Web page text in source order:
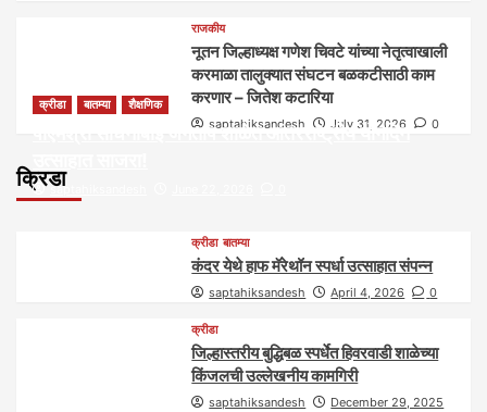
राजकीय
नूतन जिल्हाध्यक्ष गणेश चिवटे यांच्या नेतृत्वाखाली
करमाळा तालुक्यात संघटन बळकटीसाठी काम
करणार – जितेश कटारिया
saptahiksandesh July 31, 2026 0
क्रिडा
क्रीडा बातम्या शैक्षणिक
पीएमश्री साधनाबाई जगताप शाळेत आंतरराष्ट्रीय योगदिन
saptahiksandesh
क्रीडा बातम्या
कंदर येथे हाफ मॅरेथॉन स्पर्धा उत्साहात संपन्न
saptahiksandesh April 4, 2026 0
क्रीडा
जिल्हास्तरीय बुद्धिबळ स्पर्धेत हिवरवाडी शाळेच्या
किंजलची उल्लेखनीय कामगिरी
saptahiksandesh
December 29, 2025